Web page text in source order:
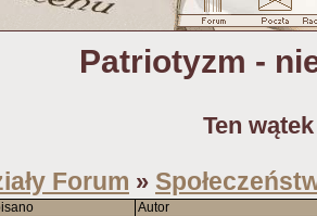
Patriotyzm -
Ten
Forum »
Autor